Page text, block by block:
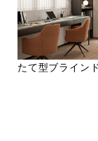
たて型ブラインド